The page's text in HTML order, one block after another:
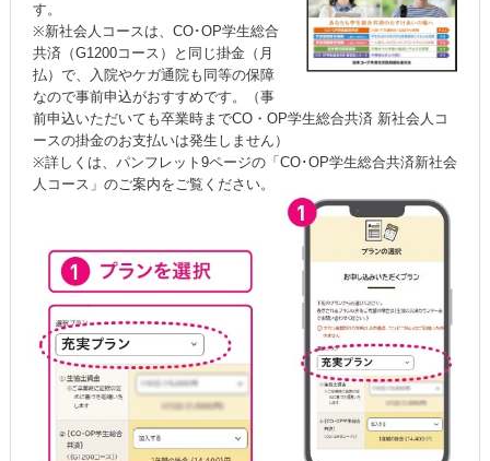
す。
※新社会人コースは、CO･OP学生総合
共済（G1200コース）と同じ掛金（月
払）で、入院やケガ通院も同等の保障
なので事前申込がおすすめです。（事
前申込いただいても卒業時までCO・OP学生総合共済 新社会人コ
ースの掛金のお支払いは発生しません）
※詳しくは、パンフレット9ページの「CO･OP学生総合共済新社会
人コース」のご案内をご覧ください。